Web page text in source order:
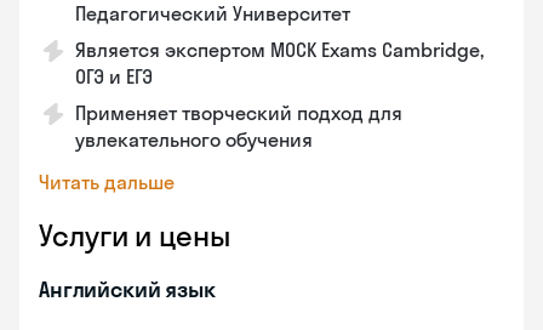
Педагогический Университет
Является экспертом MOCK Exams Cambridge,
ОГЭ и ЕГЭ
Применяет творческий подход для
увлекательного обучения
Читать дальше
Услуги и цены
Английский язык